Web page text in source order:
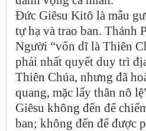
Đức Giêsu Kitô là mẫu
tự hạ và trao ban. Thánh
Người “vốn dĩ là Thiên
phải nhất quyết duy trì
Thiên Chúa, nhưng đã
quang, mặc lấy thân nô
Giêsu không đến để
ban; không đến để được